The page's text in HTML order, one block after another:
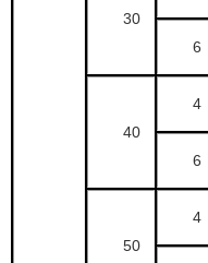
30
6
40
4
6
50
4